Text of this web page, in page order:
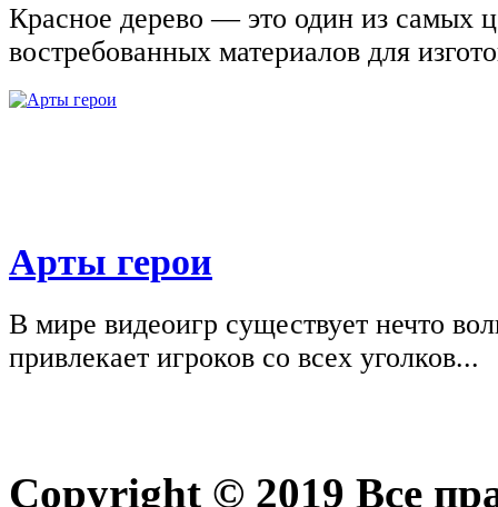
Красное дерево — это один из самых
востребованных материалов для
Арты герои
В мире видеоигр существует нечто
привлекает игроков со всех уголков...
Copyright © 2019 Все